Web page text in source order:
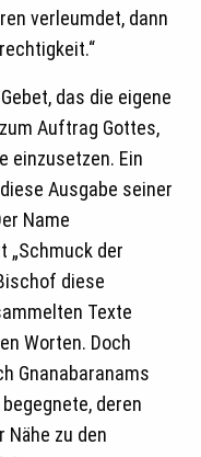
verleumdet, dann
das die eigene
Auftrag Gottes,
einzusetzen. Ein
Ausgabe seiner
Name
„Schmuck der
diese
Texte
Worten. Doch
Gnanabaranams
deren
Nähe zu den